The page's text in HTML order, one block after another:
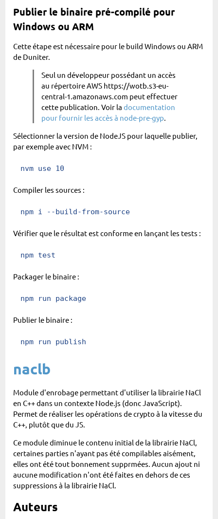
Publier le binaire pré-compilé pour
Windows ou ARM
Cette étape est nécessaire pour le build Windows ou ARM
de Duniter.
Seul un développeur possédant un accès
au répertoire AWS https://wotb.s3-eu-
central-1.amazonaws.com peut effectuer
cette publication. Voir ladocumentation
pour fournir les accès à node-pre-gyp.
Sélectionner la version de NodeJS pour laquelle publier,
par exemple avec NVM :
nvm use 10
Compiler les sources :
npm i --build-from-source
Vérifier que le résultat est conforme en lançant les tests :
npm test
Packager le binaire :
npm run package
Publier le binaire :
npm run publish
naclb
Module d'enrobage permettant d'utiliser la librairie NaCl
en C++ dans un contexte Node.js (donc JavaScript).
Permet de réaliser les opérations de crypto à la vitesse du
C++, plutôt que du JS.
Ce module diminue le contenu initial de la librairie NaCl,
certaines parties n'ayant pas été compilables aisément,
elles ont été tout bonnement supprmées. Aucun ajout ni
aucune modification n'ont été faites en dehors de ces
suppressions à la librairie NaCl.
Auteurs